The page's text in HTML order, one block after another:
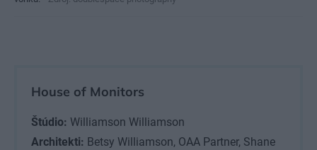
House of Monitors
Štúdio: Williamson Williamson
Architekti: Betsy Williamson, OAA Partner, Shane